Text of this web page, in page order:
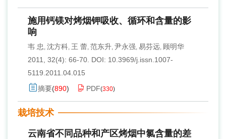
施用钙镁对烤烟钾吸收、循环和含量的影
响
韦 忠 , 沈方科, 王 蕾, 范东升, 尹永强, 易芬远, 顾明华
2011, 32(4): 66-70. DOI: 10.3969/j.issn.1007-
5119.2011.04.015
摘要(890) PDF(330)
栽培技术
云南省不同品种和产区烤烟中氯含量的差